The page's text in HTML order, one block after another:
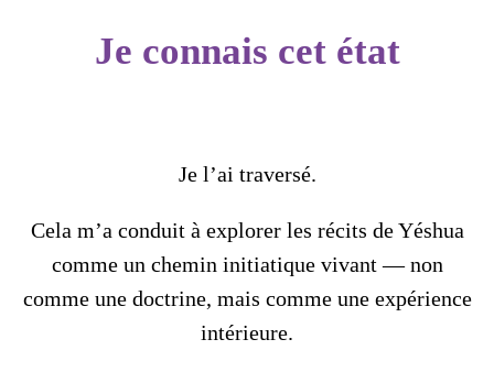
Je connais cet état
Je l’ai traversé.
Cela m’a conduit à explorer les récits de Yéshua
comme un chemin initiatique vivant — non
comme une doctrine, mais comme une expérience
intérieure.